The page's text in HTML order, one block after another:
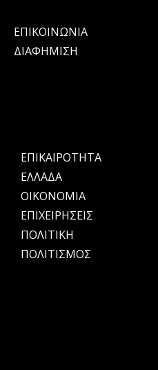
ΕΠΙΚΟΙΝΩΝΙΑ
ΔΙΑΦΗΜΙΣΗ
ΕΠΙΚΑΙΡΟΤΗΤΑ
ΕΛΛΑΔΑ
OIKONOMIA
ΕΠΙΧΕΙΡΗΣΕΙΣ
ΠΟΛΙΤΙΚΗ
ΠΟΛΙΤΙΣΜΟΣ